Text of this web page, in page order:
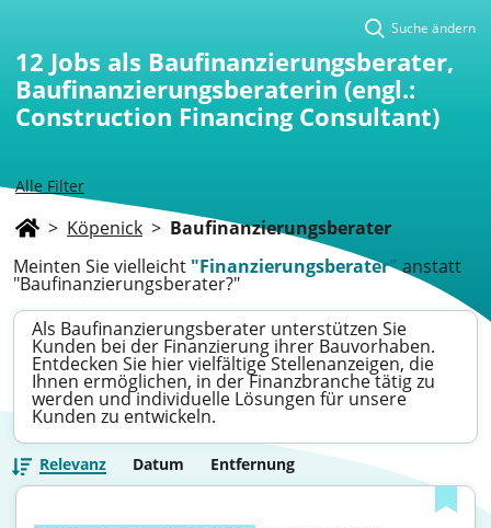
Alle Filter
Suche ändern
12 Jobs als Baufinanzierungsberater,
Baufinanzierungsberaterin (engl.:
Construction Financing Consultant)
> Köpenick > Baufinanzierungsberater
Meinten Sie vielleicht "Finanzierungsberater"anstatt
"Baufinanzierungsberater?"
Als Baufinanzierungsberater unterstützen Sie
Kunden bei der Finanzierung ihrer Bauvorhaben.
Entdecken Sie hier vielfältige Stellenanzeigen, die
Ihnen ermöglichen, in der Finanzbranche tätig zu
werden und individuelle Lösungen für unsere
Kunden zu entwickeln.
Relevanz Datum Entfernung